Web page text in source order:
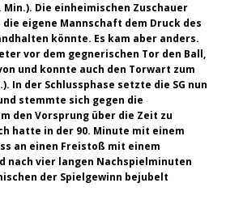
Min.). Die einheimischen Zuschauer
eigene Mannschaft dem Druck des
könnte. Es kam aber anders.
vor dem gegnerischen Tor den Ball,
und konnte auch den Torwart zum
In der Schlussphase setzte die SG nun
stemmte sich gegen die
den Vorsprung über die Zeit zu
hatte in der 90. Minute mit einem
an einen Freistoß mit einem
nach vier langen Nachspielminuten
der Spielgewinn bejubelt